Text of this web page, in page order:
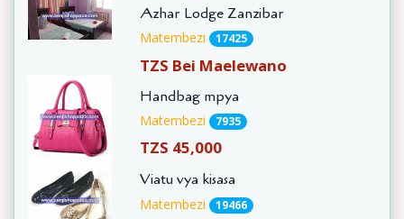
Azhar Lodge Zanzibar
Matembezi 17425
TZS Bei Maelewano
Handbag mpya
Matembezi 7935
TZS 45,000
Viatu vya kisasa
Matembezi 19466